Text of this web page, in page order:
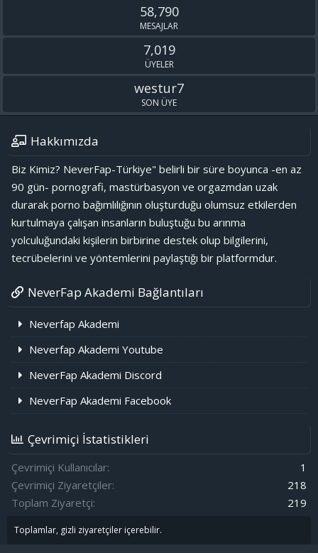
58,790
MESAJLAR
7,019
ÜYELER
westur7
SON ÜYE
Hakkımızda
Biz Kimiz? NeverFap-Türkiye" belirli bir süre boyunca -en az
90 gün- pornografi, mastürbasyon ve orgazmdan uzak
durarak porno bağımlılığının oluşturduğu olumsuz etkilerden
kurtulmaya çalışan insanların buluştuğu bu arınma
yolculuğundaki kişilerin birbirine destek olup bilgilerini,
tecrübelerini ve yöntemlerini paylaştığı bir platformdur.
NeverFap Akademi Bağlantıları
Neverfap Akademi
Neverfap Akademi Youtube
NeverFap Akademi Discord
NeverFap Akademi Facebook
Çevrimiçi İstatistikleri
Çevrimiçi Kullanıcılar
1
Çevrimiçi Ziyaretçiler
218
Toplam Ziyaretçi
219
Toplamlar, gizli ziyaretçiler içerebilir.